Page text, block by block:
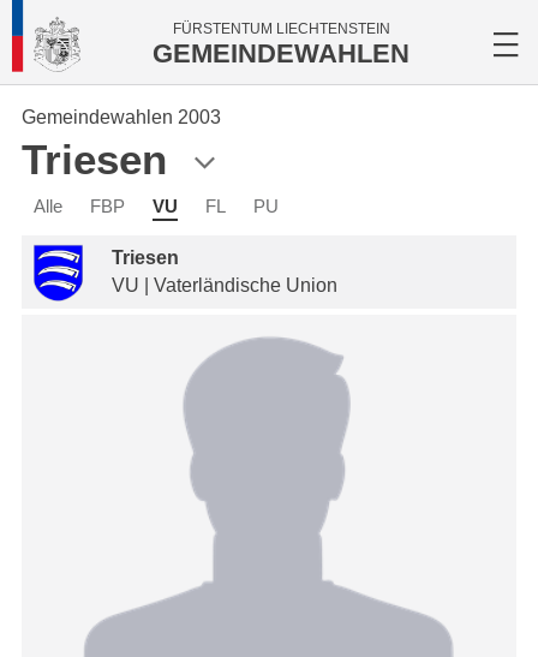
FÜRSTENTUM LIECHTENSTEIN
GEMEINDEWAHLEN
Gemeindewahlen 2003
Triesen
Alle FBP VU FL PU
Triesen
VU | Vaterländische Union